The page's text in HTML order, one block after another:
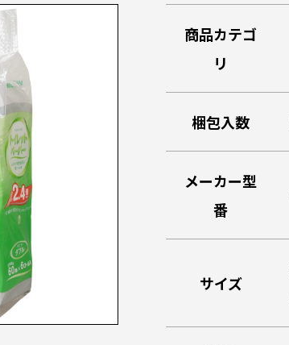
商品カテゴ
リ
梱包入数
メーカー型
番
サイズ